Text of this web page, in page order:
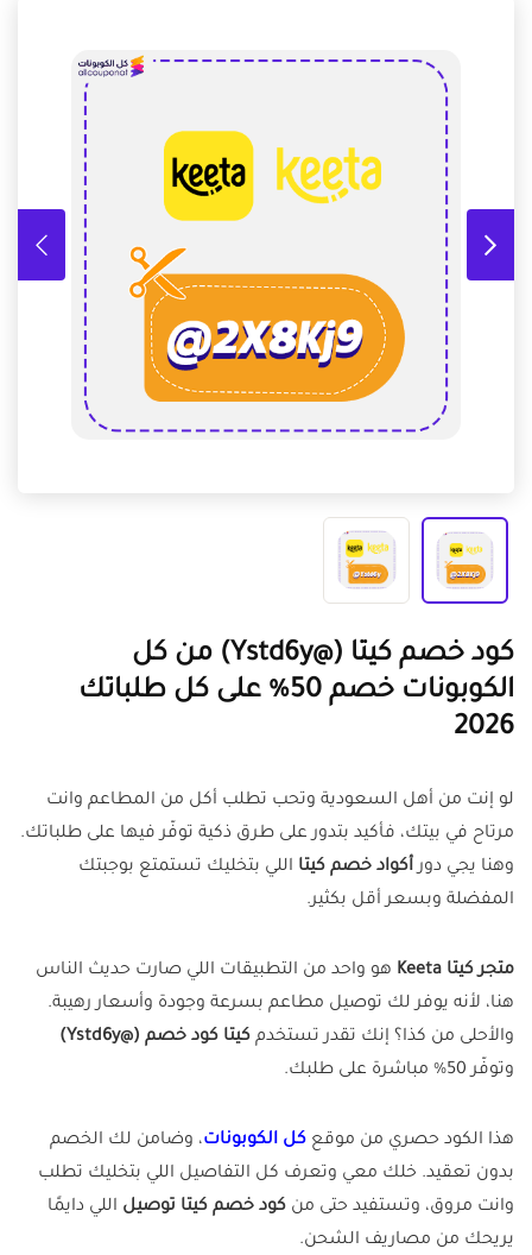
كود خصم كيتا (@Ystd6y) من كل
الكوبونات خصم 50% على كل طلباتك
2026
لو إنت من أهل السعودية وتحب تطلب أكل من المطاعم وانت
مرتاح في بيتك، فأكيد بتدور على طرق ذكية توفّر فيها على طلباتك.
وهنا يجي دورأكواد خصم كيتا اللي بتخليك تستمتع بوجبتك
المفضلة وبسعر أقل بكثير.
متجر كيتا Keeta
هو واحد من التطبيقات اللي صارت حديث الناس
هنا، لأنه يوفر لك توصيل مطاعم بسرعة وجودة وأسعار رهيبة.
والأحلى من كذا؟ إنك تقدر تستخدم كيتا كود خصم (@Ystd6y)
وتوفّر 50% مباشرة على طلبك.
هذا الكود حصري من موقع كل الكوبونات، وضامن لك الخصم
بدون تعقيد. خلك معي وتعرف كل التفاصيل اللي بتخليك تطلب
وانت مروق، وتستفيد حتى من كود خصم كيتا توصيل اللي دايمًا
يريحك من مصاريف الشحن.